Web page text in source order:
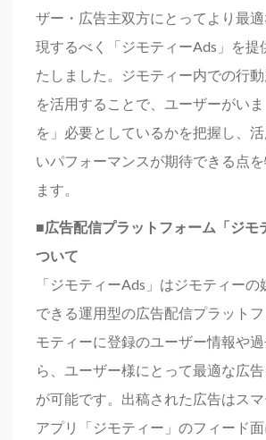
ザー・広告主双方にとってより最
現するべく「ジモティーAds」を提
たしました。ジモティー内での行
を活用することで、ユーザーがい
を」必要としているかを把握し、
いパフォーマンスが期待できる点
ます。
■広告配信プラットフォーム「ジモ
ついて
「ジモティーAds」はジモティー
できる運用型の広告配信プラット
モティーに登録のユーザー情報や
ら、ユーザー様にとって最適な広
が可能です。出稿された広告はス
アプリ「ジモティー」のフィード